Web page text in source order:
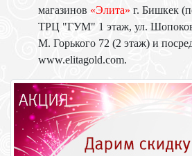
магазинов «Элита» г. Бишкек
ТРЦ "ГУМ" 1 этаж, ул.
М. Горького 72 (2 этаж) и
www.elitagold.com.